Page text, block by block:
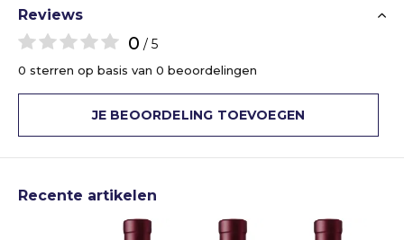
Reviews
0 / 5
0 sterren op basis van 0 beoordelingen
JE BEOORDELING TOEVOEGEN
Recente artikelen